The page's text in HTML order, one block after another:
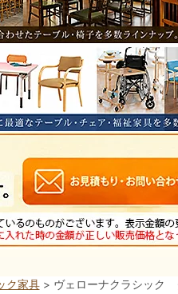
ク家具> ヴェローナクラシック